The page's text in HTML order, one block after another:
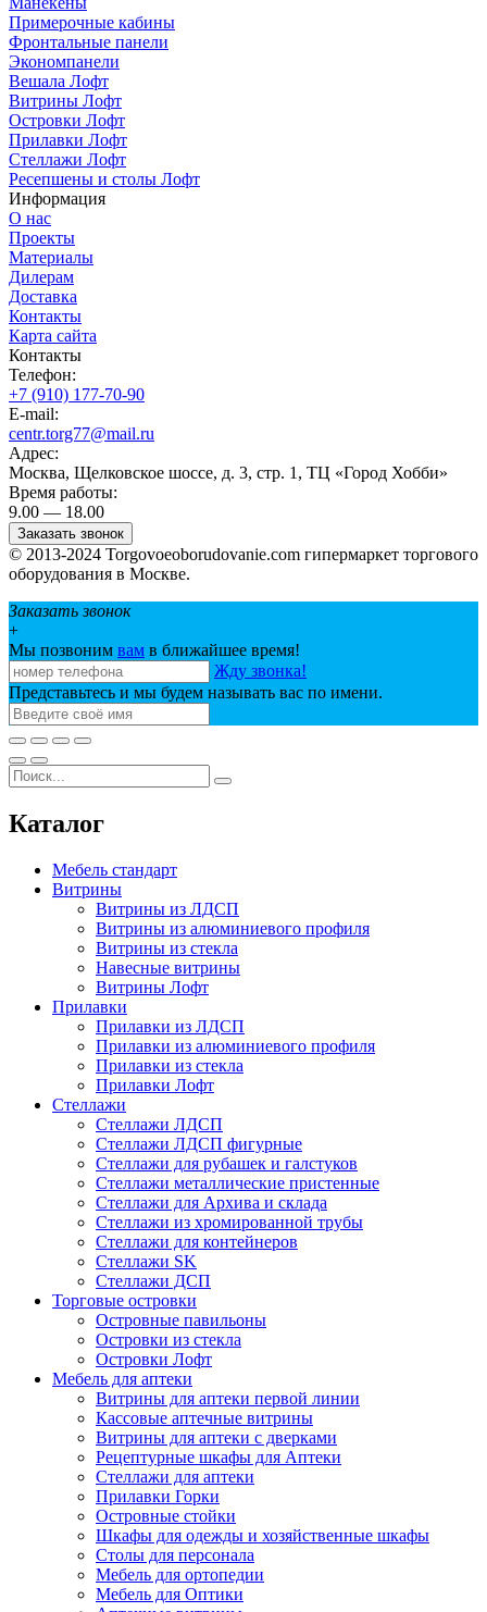
Примерочные кабины
Фронтальные панели
Экономпанели
Вешала Лофт
Витрины Лофт
Островки Лофт
Прилавки Лофт
Стеллажи Лофт
Ресепшены и столы Лофт
Информация
О нас
Проекты
Материалы
Дилерам
Доставка
Контакты
Карта сайта
Контакты
Телефон:
+7 (910) 177-70-90
E-mail:
centr.torg77@mail.ru
Адрес:
Москва, Щелковское шоссе, д. 3, стр. 1, ТЦ «Город Хобби»
Время работы:
9.00 — 18.00
Заказать звонок
© 2013-2024 Torgovoeoborudovanie.com гипермаркет торгового
оборудования в Москве.
Заказать звонок
+
Мы позвоним вам в ближайшее время!
Жду звонка!
Представьтесь и мы будем называть вас по имени.
Каталог
Мебель стандарт
Витрины
Витрины из ЛДСП
Витрины из алюминиевого профиля
Витрины из стекла
Навесные витрины
Витрины Лофт
Прилавки
Прилавки из ЛДСП
Прилавки из алюминиевого профиля
Прилавки из стекла
Прилавки Лофт
Стеллажи
Стеллажи ЛДСП
Стеллажи ЛДСП фигурные
Стеллажи для рубашек и галстуков
Стеллажи металлические пристенные
Стеллажи для Архива и склада
Стеллажи из хромированной трубы
Стеллажи для контейнеров
Стеллажи SK
Стеллажи ДСП
Торговые островки
Островные павильоны
Островки из стекла
Островки Лофт
Мебель для аптеки
Витрины для аптеки первой линии
Кассовые аптечные витрины
Витрины для аптеки с дверками
Рецептурные шкафы для Аптеки
Стеллажи для аптеки
Прилавки Горки
Островные стойки
Шкафы для одежды и хозяйственные шкафы
Столы для персонала
Мебель для ортопедии
Мебель для Оптики